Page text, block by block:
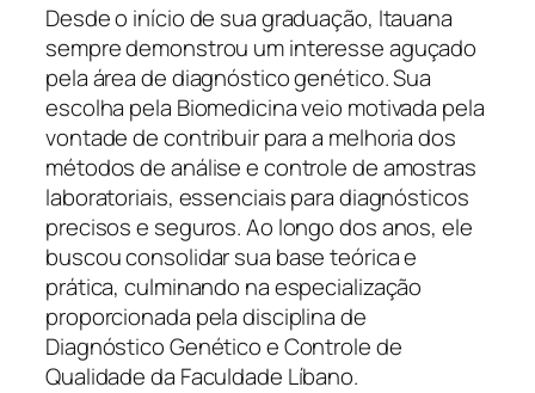
Desde o início de sua graduação, Itauana
sempre demonstrou um interesse aguçado
pela área de diagnóstico genético. Sua
escolha pela Biomedicina veio motivada pela
vontade de contribuir para a melhoria dos
métodos de análise e controle de amostras
laboratoriais, essenciais para diagnósticos
precisos e seguros. Ao longo dos anos, ele
buscou consolidar sua base teórica e
prática, culminando na especialização
proporcionada pela disciplina de
Diagnóstico Genético e Controle de
Qualidade da Faculdade Líbano.